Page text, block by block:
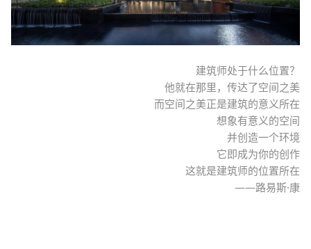
建筑师处于什么位置？
他就在那里，传达了空间之美
而空间之美正是建筑的意义所在
想象有意义的空间
并创造一个环境
它即成为你的创作
这就是建筑师的位置所在
——路易斯·康